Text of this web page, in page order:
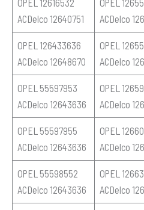
OPEL 12616532
ACDelco 12640751
OPEL
ACDelco
OPEL 126433636
ACDelco 12648670
OPEL
ACDelco
OPEL 55597953
ACDelco 12643636
OPEL
ACDelco
OPEL 55597955
ACDelco 12643636
OPEL
ACDelco
OPEL 55598552
ACDelco 12643636
OPEL
ACDelco